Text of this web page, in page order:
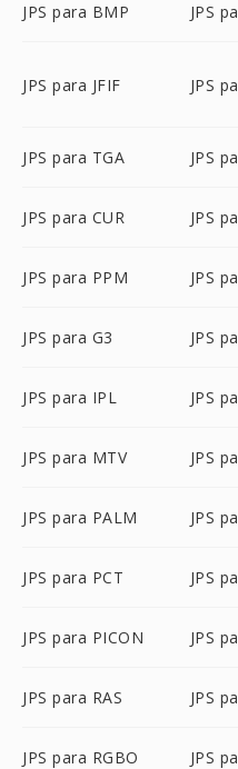
JPS para BMP JPS
JPS para JFIF JPS
JPS para TGA JPS
JPS para CUR JPS
JPS para PPM JPS
JPS para G3 JPS
JPS para IPL JPS
JPS para MTV JPS
JPS para PALM JPS
JPS para PCT JPS
JPS para PICON JPS
JPS para RAS JPS
JPS para RGBO JPS